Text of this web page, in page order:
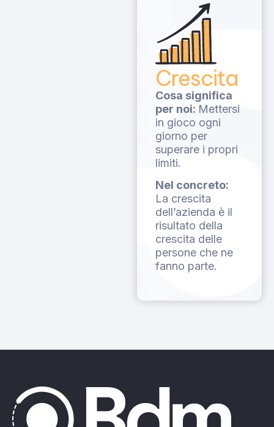
Crescita
Cosa significa
per noi: Mettersi
in gioco ogni
giorno per
superare i propri
limiti.
Nel concreto:
La crescita
dell’azienda è il
risultato della
crescita delle
persone che ne
fanno parte.